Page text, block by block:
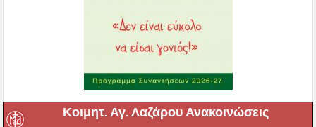
Κοιμητ. Αγ. Λαζάρου Ανακοινώσεις